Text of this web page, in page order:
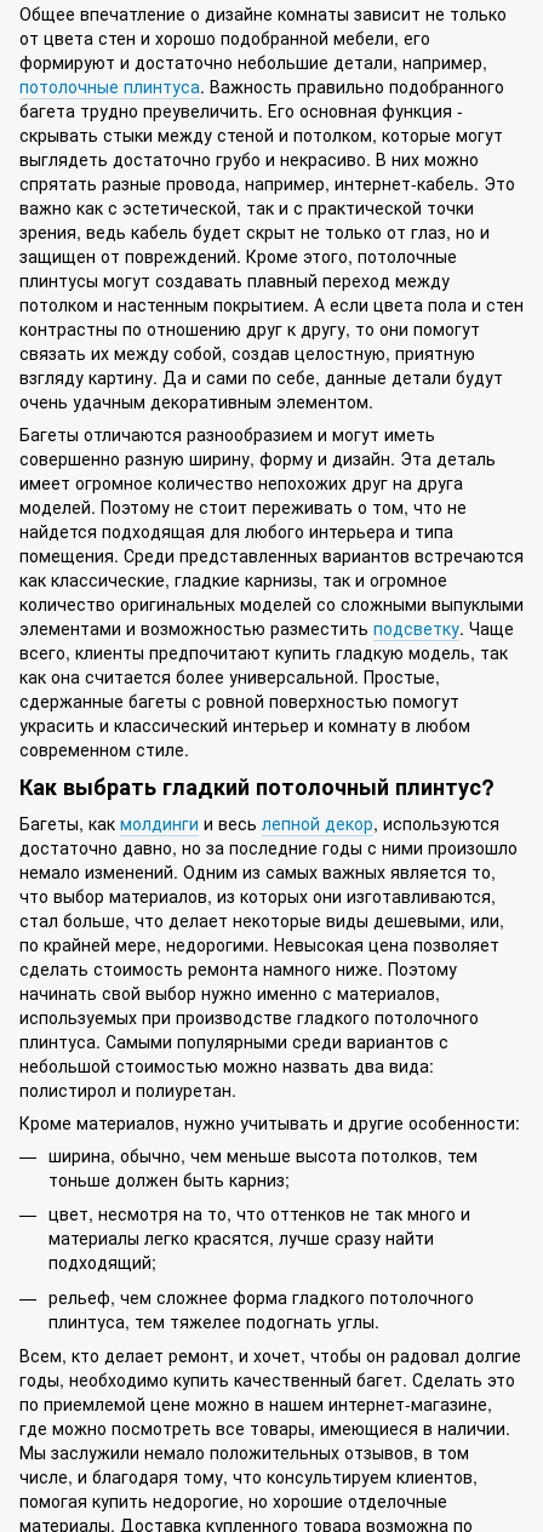
Общее впечатление о дизайне комнаты зависит не только
от цвета стен и хорошо подобранной мебели, его
формируют и достаточно небольшие детали, например,
потолочные плинтуса. Важность правильно подобранного
багета трудно преувеличить. Его основная функция -
скрывать стыки между стеной и потолком, которые могут
выглядеть достаточно грубо и некрасиво. В них можно
спрятать разные провода, например, интернет-кабель. Это
важно как с эстетической, так и с практической точки
зрения, ведь кабель будет скрыт не только от глаз, но и
защищен от повреждений. Кроме этого, потолочные
плинтусы могут создавать плавный переход между
потолком и настенным покрытием. А если цвета пола и стен
контрастны по отношению друг к другу, то они помогут
связать их между собой, создав целостную, приятную
взгляду картину. Да и сами по себе, данные детали будут
очень удачным декоративным элементом.
Багеты отличаются разнообразием и могут иметь
совершенно разную ширину, форму и дизайн. Эта деталь
имеет огромное количество непохожих друг на друга
моделей. Поэтому не стоит переживать о том, что не
найдется подходящая для любого интерьера и типа
помещения. Среди представленных вариантов встречаются
как классические, гладкие карнизы, так и огромное
количество оригинальных моделей со сложными выпуклыми
элементами и возможностью разместить подсветку. Чаще
всего, клиенты предпочитают купить гладкую модель, так
как она считается более универсальной. Простые,
сдержанные багеты с ровной поверхностью помогут
украсить и классический интерьер и комнату в любом
современном стиле.
Как выбрать гладкий потолочный плинтус?
Багеты, как молдинги и весь лепной декор, используются
достаточно давно, но за последние годы с ними произошло
немало изменений. Одним из самых важных является то,
что выбор материалов, из которых они изготавливаются,
стал больше, что делает некоторые виды дешевыми, или,
по крайней мере, недорогими. Невысокая цена позволяет
сделать стоимость ремонта намного ниже. Поэтому
начинать свой выбор нужно именно с материалов,
используемых при производстве гладкого потолочного
плинтуса. Самыми популярными среди вариантов с
небольшой стоимостью можно назвать два вида:
полистирол и полиуретан.
Кроме материалов, нужно учитывать и другие особенности:
ширина, обычно, чем меньше высота потолков, тем
тоньше должен быть карниз;
цвет, несмотря на то, что оттенков не так много и
материалы легко красятся, лучше сразу найти
подходящий;
рельеф, чем сложнее форма гладкого потолочного
плинтуса, тем тяжелее подогнать углы.
Всем, кто делает ремонт, и хочет, чтобы он радовал долгие
годы, необходимо купить качественный багет. Сделать это
по приемлемой цене можно в нашем интернет-магазине,
где можно посмотреть все товары, имеющиеся в наличии.
Мы заслужили немало положительных отзывов, в том
числе, и благодаря тому, что консультируем клиентов,
помогая купить недорогие, но хорошие отделочные
материалы. Доставка купленного товара возможна по